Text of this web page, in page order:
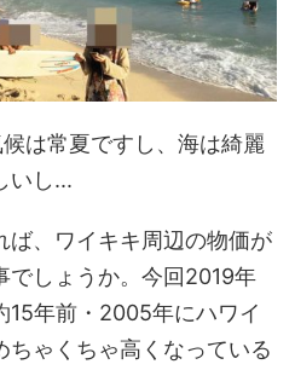
は常夏ですし、海は綺麗
いし...
ば、ワイキキ周辺の物価が
でしょうか。今回2019年
15年前・2005年にハワイ
ちゃくちゃ高くなっている